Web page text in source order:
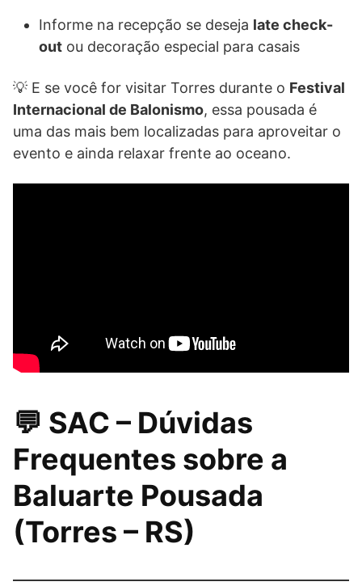
Informe na recepção se deseja late check-
out ou decoração especial para casais
💡 E se você for visitar Torres durante o Festival
Internacional de Balonismo, essa pousada é
uma das mais bem localizadas para aproveitar o
evento e ainda relaxar frente ao oceano.
💬 SAC – Dúvidas
Frequentes sobre a
Baluarte Pousada
(Torres – RS)